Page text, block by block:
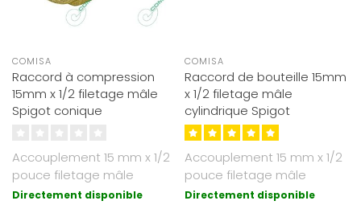
COMISA
Raccord à compression
15mm x 1/2 filetage mâle
Spigot conique
Accouplement 15 mm x 1/2
pouce filetage mâle
conique
Directement disponible
COMISA
Raccord de bouteille 15mm
x 1/2 filetage mâle
cylindrique Spigot
Accouplement 15 mm x 1/2
pouce filetage mâle
cylindrique
Directement disponible